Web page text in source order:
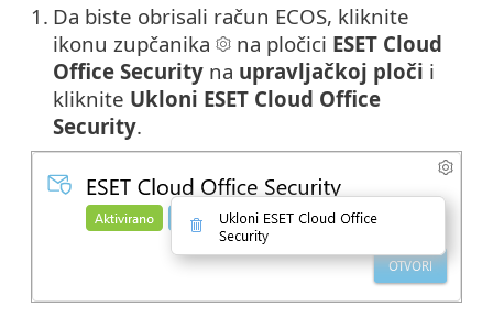
1. Da biste obrisali račun ECOS, kliknite
ikonu zupčanika
na pločici ESET Cloud
Office Security na upravljačkoj ploči i
kliknite Ukloni ESET Cloud Office
Security.